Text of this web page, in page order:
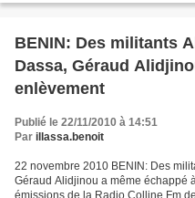
BENIN: Des militants
Dassa, Géraud
enlèvement
Publié le 22/11/2010 à 14:51
Par illassa.benoit
22 novembre 2010 BENIN: Des
Géraud Alidjinou a même échappé
émissions de la Radio Colline Fm